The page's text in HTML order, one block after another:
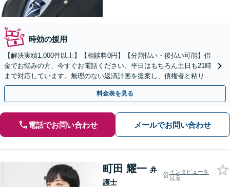
時効の援用
【解決実績1,000件以上】【相談料0円】【分割払い・後払い可能】借
金でお悩みの方、今すぐお電話ください。平日はもちろん土日も21時
まで対応しています。無理のない返済計画を提案し、債権者と粘り強
く交渉いたします。
料金表を見る
電話でお問い合わせ メールでお問い合わせ
町田 耀一 弁
護士
インタビューを
見る